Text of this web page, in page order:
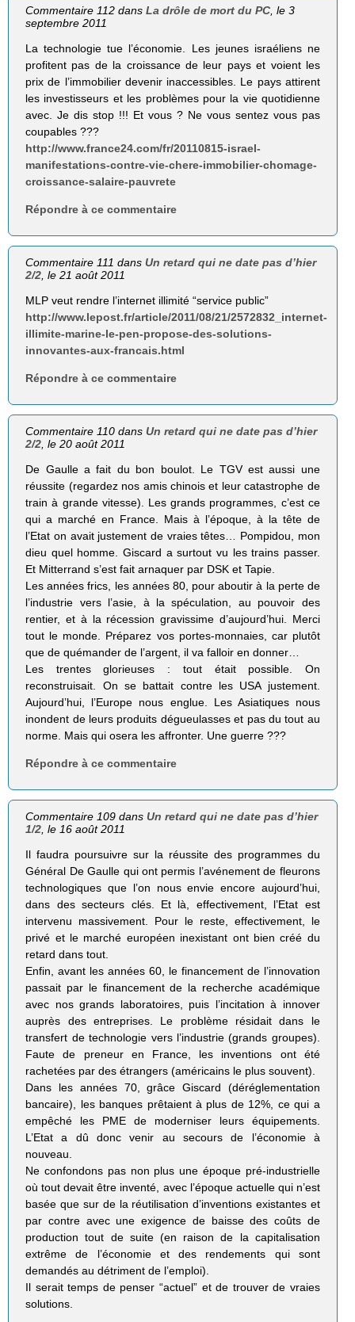
Commentaire 112 dansLa drôle de mort du PC , le 3
septembre 2011
La technologie tue l’économie. Les jeunes israéliens ne
profitent pas de la croissance de leur pays et voient les
prix de l’immobilier devenir inaccessibles. Le pays attirent
les investisseurs et les problèmes pour la vie quotidienne
avec. Je dis stop !!! Et vous ? Ne vous sentez vous pas
coupables ???
http://www.france24.com/fr/20110815-israel-
manifestations-contre-vie-chere-immobilier-chomage-
croissance-salaire-pauvrete
Répondre à ce commentaire
Commentaire 111 dansUn retard qui ne date pas d’hier
2/2 , le 21 août 2011
MLP veut rendre l’internet illimité “service public”
http://www.lepost.fr/article/2011/08/21/2572832_internet-
illimite-marine-le-pen-propose-des-solutions-
innovantes-aux-francais.html
Répondre à ce commentaire
Commentaire 110 dansUn retard qui ne date pas d’hier
2/2 , le 20 août 2011
De Gaulle a fait du bon boulot. Le TGV est aussi une
réussite (regardez nos amis chinois et leur catastrophe de
train à grande vitesse). Les grands programmes, c’est ce
qui a marché en France. Mais à l’époque, à la tête de
l’Etat on avait justement de vraies têtes… Pompidou, mon
dieu quel homme. Giscard a surtout vu les trains passer.
Et Mitterrand s’est fait arnaquer par DSK et Tapie.
Les années frics, les années 80, pour aboutir à la perte de
l’industrie vers l’asie, à la spéculation, au pouvoir des
rentier, et à la récession gravissime d’aujourd’hui. Merci
tout le monde. Préparez vos portes-monnaies, car plutôt
que de quémander de l’argent, il va falloir en donner…
Les trentes glorieuses : tout était possible. On
reconstruisait. On se battait contre les USA justement.
Aujourd’hui, l’Europe nous englue. Les Asiatiques nous
inondent de leurs produits dégueulasses et pas du tout au
norme. Mais qui osera les affronter. Une guerre ???
Répondre à ce commentaire
Commentaire 109 dansUn retard qui ne date pas d’hier
1/2, le 16 août 2011
Il faudra poursuivre sur la réussite des programmes du
Général De Gaulle qui ont permis l’avénement de fleurons
technologiques que l’on nous envie encore aujourd’hui,
dans des secteurs clés. Et là, effectivement, l’Etat est
intervenu massivement. Pour le reste, effectivement, le
privé et le marché européen inexistant ont bien créé du
retard dans tout.
Enfin, avant les années 60, le financement de l’innovation
passait par le financement de la recherche académique
avec nos grands laboratoires, puis l’incitation à innover
auprès des entreprises. Le problème résidait dans le
transfert de technologie vers l’industrie (grands groupes).
Faute de preneur en France, les inventions ont été
rachetées par des étrangers (américains le plus souvent).
Dans les années 70, grâce Giscard (déréglementation
bancaire), les banques prêtaient à plus de 12%, ce qui a
empêché les PME de moderniser leurs équipements.
L’Etat a dû donc venir au secours de l’économie à
nouveau.
Ne confondons pas non plus une époque pré-industrielle
où tout devait être inventé, avec l’époque actuelle qui n’est
basée que sur de la réutilisation d’inventions existantes et
par contre avec une exigence de baisse des coûts de
production tout de suite (en raison de la capitalisation
extrême de l’économie et des rendements qui sont
demandés au détriment de l’emploi).
Il serait temps de penser “actuel” et de trouver de vraies
solutions.